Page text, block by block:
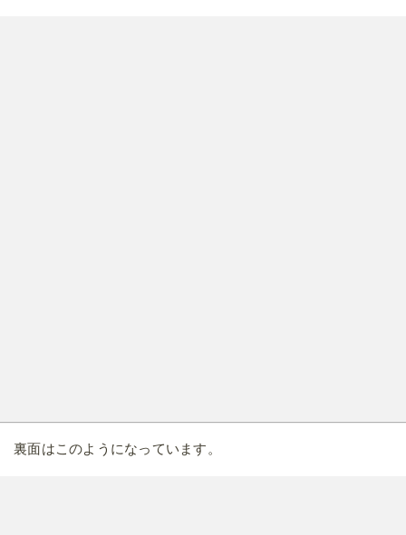
裏面はこのようになっています。